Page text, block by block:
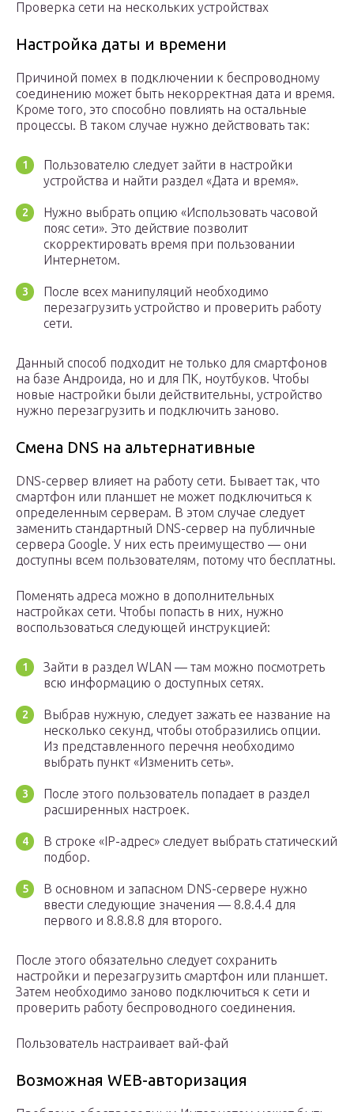
Проверка сети на нескольких устройствах
Настройка даты и времени
Причиной помех в подключении к беспроводному
соединению может быть некорректная дата и время.
Кроме того, это способно повлиять на остальные
процессы. В таком случае нужно действовать так:
Пользователю следует зайти в настройки
устройства и найти раздел «Дата и время».
Нужно выбрать опцию «Использовать часовой
пояс сети». Это действие позволит
скорректировать время при пользовании
Интернетом.
После всех манипуляций необходимо
перезагрузить устройство и проверить работу
сети.
Данный способ подходит не только для смартфонов
на базе Андроида, но и для ПК, ноутбуков. Чтобы
новые настройки были действительны, устройство
нужно перезагрузить и подключить заново.
Смена DNS на альтернативные
DNS-сервер влияет на работу сети. Бывает так, что
смартфон или планшет не может подключиться к
определенным серверам. В этом случае следует
заменить стандартный DNS-сервер на публичные
сервера Google. У них есть преимущество — они
доступны всем пользователям, потому что бесплатны.
Поменять адреса можно в дополнительных
настройках сети. Чтобы попасть в них, нужно
воспользоваться следующей инструкцией:
Зайти в раздел WLAN — там можно посмотреть
всю информацию о доступных сетях.
Выбрав нужную, следует зажать ее название на
несколько секунд, чтобы отобразились опции.
Из представленного перечня необходимо
выбрать пункт «Изменить сеть».
После этого пользователь попадает в раздел
расширенных настроек.
В строке «IP-адрес» следует выбрать статический
подбор.
В основном и запасном DNS-сервере нужно
ввести следующие значения — 8.8.4.4 для
первого и 8.8.8.8 для второго.
После этого обязательно следует сохранить
настройки и перезагрузить смартфон или планшет.
Затем необходимо заново подключиться к сети и
проверить работу беспроводного соединения.
Пользователь настраивает вай-фай
Возможная WEB-авторизация